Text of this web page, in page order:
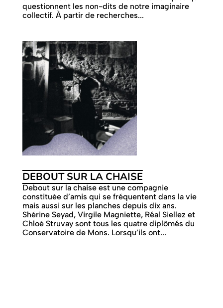
questionnent les non-dits de notre imaginaire
collectif. À partir de recherches...
DEBOUT SUR LA CHAISE
Debout sur la chaise est une compagnie
constituée d’amis qui se fréquentent dans la vie
mais aussi sur les planches depuis dix ans.
Shérine Seyad, Virgile Magniette, Réal Siellez et
Chloé Struvay sont tous les quatre diplômés du
Conservatoire de Mons. Lorsqu’ils ont...